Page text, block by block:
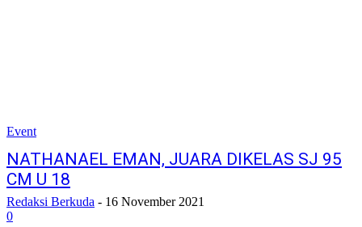
Event
NATHANAEL EMAN, JUARA DIKELAS SJ 95
CM U 18
Redaksi Berkuda - 16 November 2021
0